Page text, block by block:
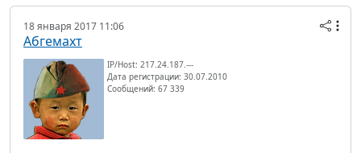
18 января 2017 11:06
Абгемахт
IP/Host: 217.24.187.---
Дата регистрации: 30.07.2010
Сообщений: 67 339